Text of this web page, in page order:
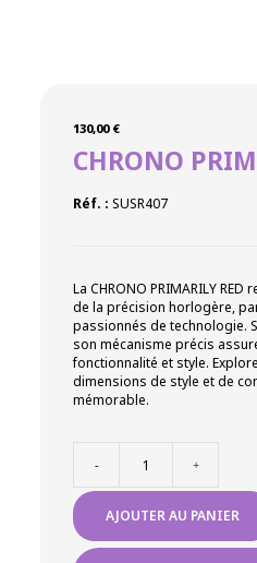
130,00 €
CHRONO
Réf. : SUSR407
La CHRONO PRIMARILY
de la précision horlogère,
passionnés de technologie.
son mécanisme précis
fonctionnalité et style.
dimensions de style et de
mémorable.
CHRONO
PRIMARILY
RED
- +
AJOUTER AU PANIER